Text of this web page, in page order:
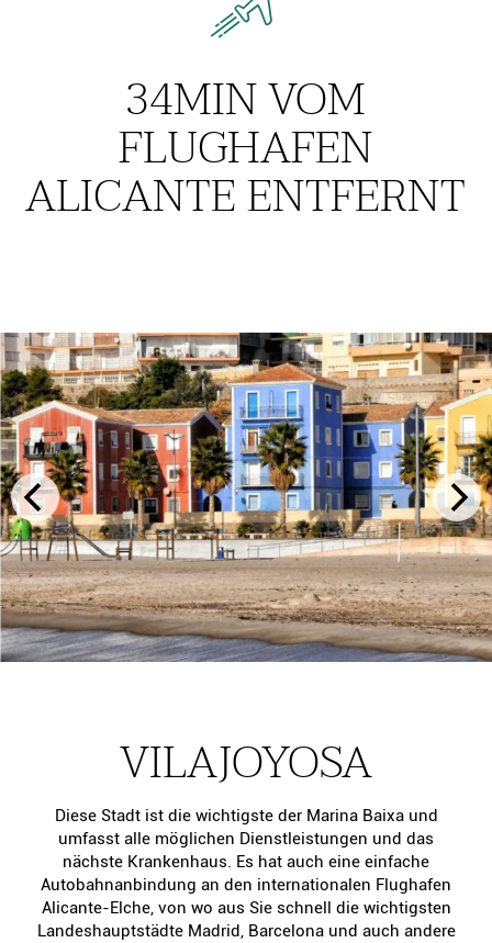
34MIN VOM
FLUGHAFEN
ALICANTE ENTFERNT
VILAJOYOSA
Diese Stadt ist die wichtigste der Marina Baixa und
umfasst alle möglichen Dienstleistungen und das
nächste Krankenhaus. Es hat auch eine einfache
Autobahnanbindung an den internationalen Flughafen
Alicante-Elche, von wo aus Sie schnell die wichtigsten
Landeshauptstädte Madrid, Barcelona und auch andere